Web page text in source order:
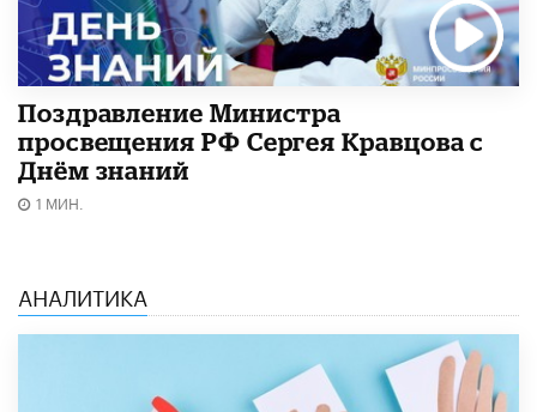
Поздравление Министра
просвещения РФ Сергея Кравцова с
Днём знаний
1 МИН.
АНАЛИТИКА